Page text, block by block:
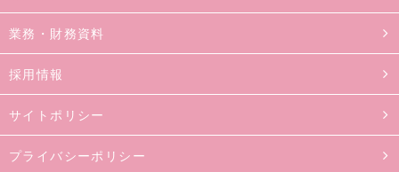
業務・財務資料
採用情報
サイトポリシー
プライバシーポリシー